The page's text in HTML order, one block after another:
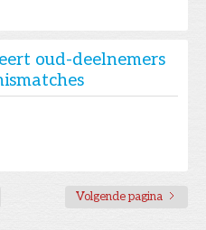
oud-deelnemers
Volgende pagina